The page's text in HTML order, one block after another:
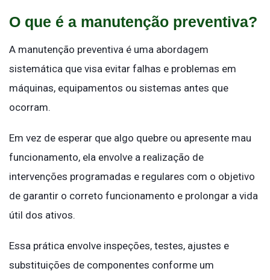
O que é a manutenção preventiva?
A manutenção preventiva é uma abordagem
sistemática que visa evitar falhas e problemas em
máquinas, equipamentos ou sistemas antes que
ocorram.
Em vez de esperar que algo quebre ou apresente mau
funcionamento, ela envolve a realização de
intervenções programadas e regulares com o objetivo
de garantir o correto funcionamento e prolongar a vida
útil dos ativos.
Essa prática envolve inspeções, testes, ajustes e
substituições de componentes conforme um